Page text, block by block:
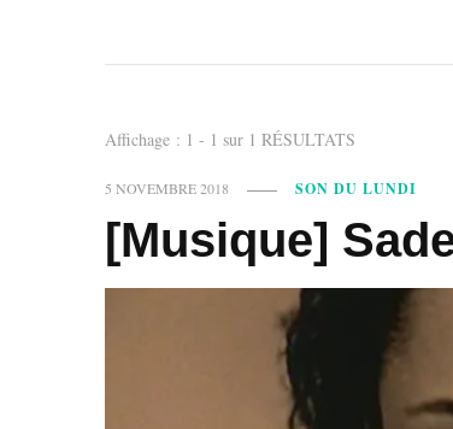
Affichage : 1 - 1 sur 1 RÉSULTATS
5 NOVEMBRE 2018 SON DU LUNDI
[Musique]